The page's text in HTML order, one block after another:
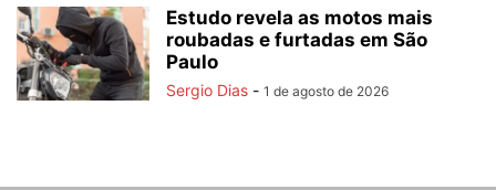
Estudo revela as motos mais
roubadas e furtadas em São
Paulo
Sergio Dias - 1 de agosto de 2026